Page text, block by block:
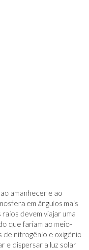
amanhecer e ao
em ângulos mais
devem viajar uma
que fariam ao meio-
de nitrogênio e oxigênio
e dispersar a luz solar